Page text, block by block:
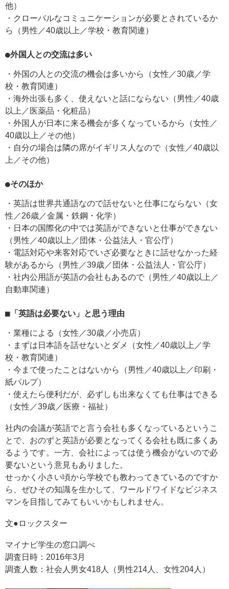
他）
・クローバルなコミュニケーションが必要とされているか
ら（男性／40歳以上／学校・教育関連）
●外国人との交流は多い
・外国の人との交流の機会は多いから（女性／30歳／学
校・教育関連）
・海外出張も多く、使えないと話にならない（男性／40歳
以上／医薬品・化粧品）
・外国人が日本に来る機会が多くなっているから（女性／
40歳以上／その他）
・自分の場合は隣の席がイギリス人なので（女性／40歳以
上／その他）
●そのほか
・英語は世界共通語なので話せないと仕事にならない（女
性／26歳／金属・鉄鋼・化学）
・日本の国際化の中では英語ができないと仕事ができない
（男性／40歳以上／団体・公益法人・官公庁）
・電話対応や来客対応でいざ必要なときに話せなかった経
験があるから（男性／39歳／団体・公益法人・官公庁）
・社内公用語が英語の会社もあるので（男性／40歳以上／
自動車関連）
■「英語は必要ない」と思う理由
・業種による（女性／30歳／小売店）
・まずは日本語を話せないとダメ（女性／40歳以上／学
校・教育関連）
・今まで使ったことはないから（男性／40歳以上／印刷・
紙パルプ）
・使えたら便利だが、必ずしも出来なくても仕事はできる
（女性／39歳／医療・福祉）
社内の会議が英語でと言う会社も多くなっているというこ
とで、おのずと英語が必要となってくる会社も既に多くあ
るようです。一方、会社によっては使う機会がないので必
要ないという意見もありました。
せっかく小さい頃から学校でも教わってきているのですか
ら、ぜひその知識を生かして、ワールドワイドなビジネス
マンを目指してみてもいいかもしれません。
文●ロックスター
マイナビ学生の窓口調べ
調査日時：2016年3月
調査人数：社会人男女418人（男性214人、女性204人）